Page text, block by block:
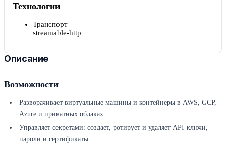
Технологии
Транспорт
streamable-http
Описание
Возможности
Разворачивает виртуальные машины и контейнеры в AWS, GCP,
Azure и приватных облаках.
Управляет секретами: создает, ротирует и удаляет API-ключи,
пароли и сертификаты.